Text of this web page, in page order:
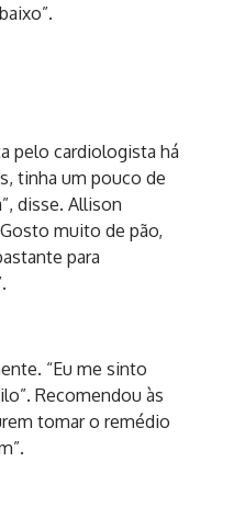
pelo cardiologista há
tinha um pouco de
disse. Allison
muito de pão,
para
“Eu me sinto
Recomendou às
tomar o remédio